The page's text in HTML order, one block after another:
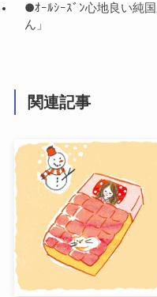
●ｵｰﾙｼｰｽﾞﾝ心地良い純
ん」
関連記事